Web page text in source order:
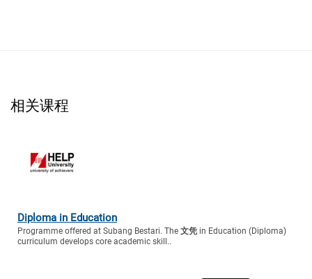
相关课程
Diploma in Education
Programme offered at Subang Bestari. The 文凭 in Education (Diploma)
curriculum develops core academic skill..